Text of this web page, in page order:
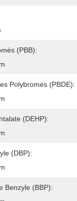
(PBB):
Polybromés (PBDE):
(DEHP):
(DBP):
Benzyle (BBP):